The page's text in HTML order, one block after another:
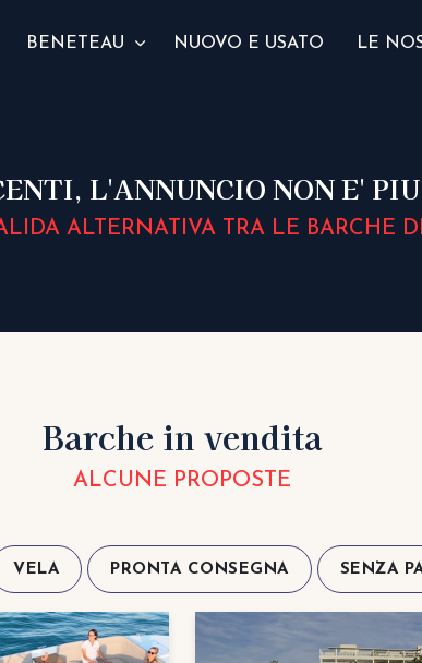
BENETEAU NUOVO E USATO LE
L'ANNUNCIO NON E'
ALTERNATIVA TRA LE BARCHE
Barche in vendita
ALCUNE PROPOSTE
VELA PRONTA CONSEGNA SENZA